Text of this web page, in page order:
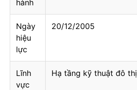
hành
Ngày
hiệu
lực
20/12/2005
Lĩnh
vực
Hạ tầng kỹ thuật đô thị